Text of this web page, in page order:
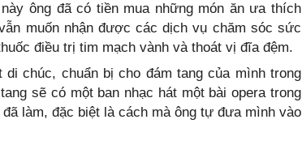
ông đã có tiền mua những món ăn ưa thích
muốn nhận được các dịch vụ chăm sóc sức
điều trị tim mạch vành và thoát vị đĩa đệm.
chúc, chuẩn bị cho đám tang của mình trong
sẽ có một ban nhạc hát một bài opera trong
làm, đặc biệt là cách mà ông tự đưa mình vào